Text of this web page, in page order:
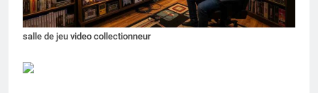
salle de jeu video collectionneur